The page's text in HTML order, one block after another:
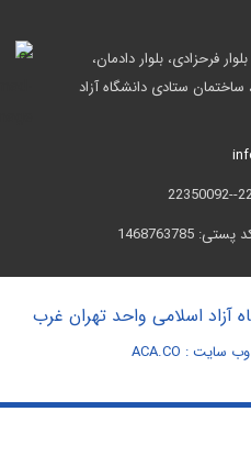
بلوار دادمان،
کوچه ثقفی، پلاک ۱۶، ساختمان ستادی دانشگاه آزاد
1468763785
اسلامی واحد تهران غرب
سایت :ACA.CO